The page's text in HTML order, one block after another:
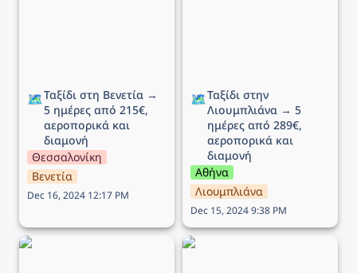
🗺️Ταξίδι στη Βενετία →
5 ημέρες από 215€,
αεροπορικά και
διαμονή
Θεσσαλονίκη
Βενετία
Dec 16, 2024 12:17 PM
🗺️Ταξίδι στην
Λιουμπλιάνα → 5
ημέρες από 289€,
αεροπορικά και
διαμονή
Αθήνα
Λιουμπλιάνα
Dec 15, 2024 9:38 PM
Ταξίδι στο Εδιμβούργο →
Ταξίδι στην Μάλτα → 5